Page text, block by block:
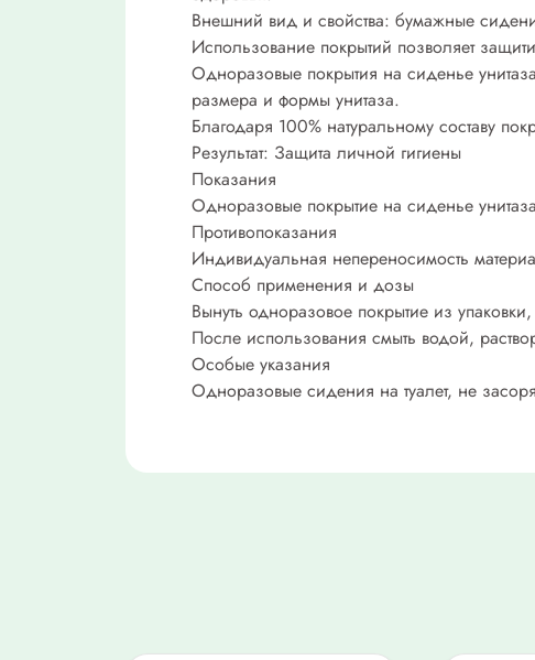
Внешний вид и свойства: бумажные
Использование покрытий позволяет
Одноразовые покрытия на сиденье
размера и формы унитаза.
Благодаря 100% натуральному составу
Результат: Защита личной гигиены
Показания
Одноразовые покрытие на сиденье
Противопоказания
Индивидуальная непереносимость
Способ применения и дозы
Вынуть одноразовое покрытие из
После использования смыть водой,
Особые указания
Одноразовые сидения на туалет, не